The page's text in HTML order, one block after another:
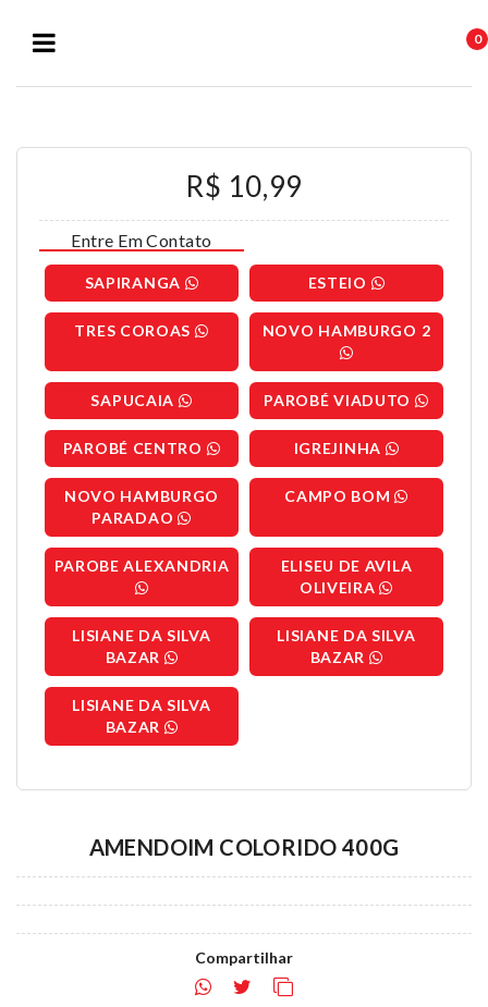
0
R$ 10,99
Entre Em Contato
SAPIRANGA ESTEIO
TRES COROAS NOVO HAMBURGO 2
SAPUCAIA PAROBÉ VIADUTO
PAROBÉ CENTRO IGREJINHA
NOVO HAMBURGO
PARADAO
CAMPO BOM
PAROBE ALEXANDRIA
ELISEU DE AVILA
OLIVEIRA
LISIANE DA SILVA
BAZAR
LISIANE DA SILVA
BAZAR
LISIANE DA SILVA
BAZAR
AMENDOIM COLORIDO 400G
Compartilhar